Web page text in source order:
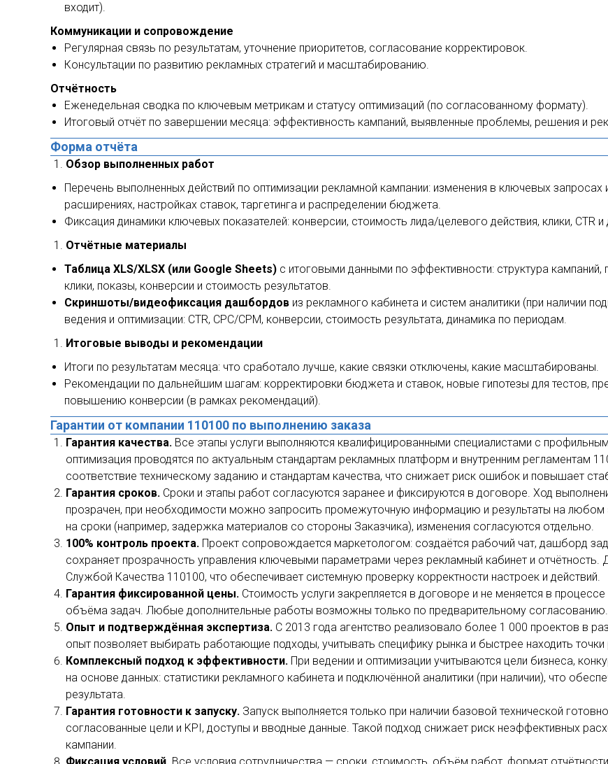
входит).
Коммуникации и сопровождение
Регулярная связь по результатам, уточнение приоритетов, согласование корректировок.
Консультации по развитию рекламных стратегий и масштабированию.
Отчётность
Еженедельная сводка по ключевым метрикам и статусу оптимизаций (по согласованному формату).
Итоговый отчёт по завершении месяца: эффективность кампаний, выявленные проблемы, решения и
Форма отчёта
Обзор выполненных работ
Перечень выполненных действий по оптимизации рекламной кампании: изменения в ключевых
расширениях, настройках ставок, таргетинга и распределении бюджета.
Фиксация динамики ключевых показателей: конверсии, стоимость лида/целевого действия, клики, CTR
Отчётные материалы
Таблица XLS/XLSX (или Google Sheets) с итоговыми данными по эффективности: структура
клики, показы, конверсии и стоимость результатов.
Скриншоты/видеофиксация дашбордов из рекламного кабинета и систем аналитики (при наличии
ведения и оптимизации: CTR, CPC/CPM, конверсии, стоимость результата, динамика по периодам.
Итоговые выводы и рекомендации
Итоги по результатам месяца: что сработало лучше, какие связки отключены, какие масштабированы.
Рекомендации по дальнейшим шагам: корректировки бюджета и ставок, новые гипотезы для тестов,
повышению конверсии (в рамках рекомендаций).
Гарантии от компании 110100 по выполнению заказа
Гарантия качества. Все этапы услуги выполняются квалифицированными специалистами с
оптимизация проводятся по актуальным стандартам рекламных платформ и внутренним регламентам
соответствие техническому заданию и стандартам качества, что снижает риск ошибок и повышает
Гарантия сроков. Сроки и этапы работ согласуются заранее и фиксируются в договоре. Ход
прозрачен, при необходимости можно запросить промежуточную информацию и результаты на любом
на сроки (например, задержка материалов со стороны Заказчика), изменения согласуются отдельно.
100% контроль проекта. Проект сопровождается маркетологом: создаётся рабочий чат, дашборд
сохраняет прозрачность управления ключевыми параметрами через рекламный кабинет и отчётность.
Службой Качества 110100, что обеспечивает системную проверку корректности настроек и действий.
Гарантия фиксированной цены. Стоимость услуги закрепляется в договоре и не меняется в
объёма задач. Любые дополнительные работы возможны только по предварительному согласованию.
Опыт и подтверждённая экспертиза. С 2013 года агентство реализовало более 1 000 проектов в
опыт позволяет выбирать работающие подходы, учитывать специфику рынка и быстрее находить
Комплексный подход к эффективности. При ведении и оптимизации учитываются цели бизнеса,
на основе данных: статистики рекламного кабинета и подключённой аналитики (при наличии), что
результата.
Гарантия готовности к запуску. Запуск выполняется только при наличии базовой технической
согласованные цели и KPI, доступы и вводные данные. Такой подход снижает риск неэффективных
кампании.